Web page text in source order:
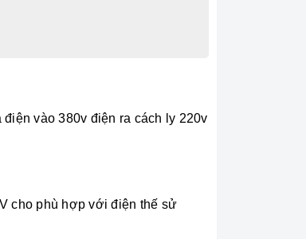
vào 380v điện ra cách ly 220v
cho phù hợp với điện thế sử